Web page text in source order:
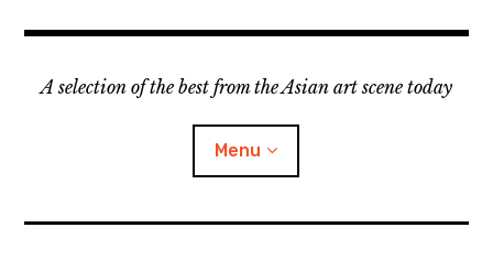
s
a
g
a
A selection of the best from the Asian art scene today
Menu